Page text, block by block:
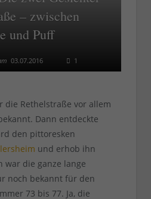
– zwischen
und Puff
03.07.2016
1
die Rethelstraße vor allem
Dann entdeckte
den pittoresken
und erhob ihn
war die ganze lange
noch bekannt für den
73 bis 77. Ja, die